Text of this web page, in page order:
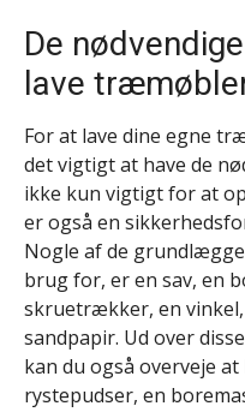
De
lave
For at lave dine egne
det vigtigt at have de
ikke kun vigtigt for at
er også en
Nogle af de
brug for, er en sav, en
skruetrækker, en
sandpapir. Ud over
kan du også overveje
rystepudser, en